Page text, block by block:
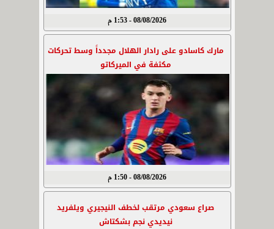
08/08/2026 - 1:53 م
مارك كاسادو على رادار الهلال مجدداً وسط تحركات
مكثفة في الميركاتو
08/08/2026 - 1:50 م
صراع سعودي مرتقب لخطف النيجيري ويلفريد
نيديدي نجم بشكتاش